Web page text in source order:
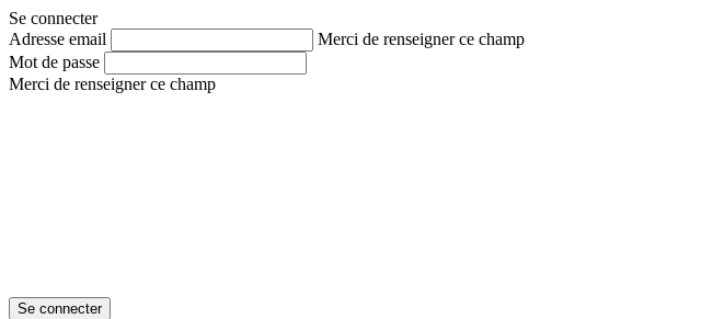
Aller
au
contenu
Aller
au
menu
Se connecter
Adresse email
Merci de renseigner ce champ
Mot de passe
Merci de renseigner ce champ